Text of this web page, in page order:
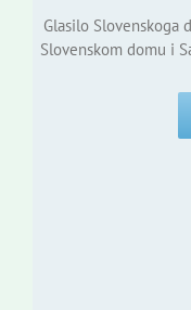
Glasilo Slovenskoga
Slovenskom domu i